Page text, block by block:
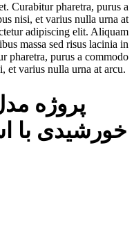
Curabitur pharetra, purus a
nisi, et varius nulla urna at
adipiscing elit. Aliquam
massa sed risus lacinia in
pharetra, purus a commodo
et varius nulla urna at arcu.
پروژه
خورشیدی با